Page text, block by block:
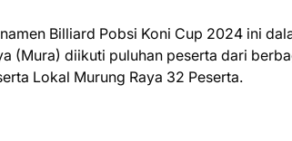
Billiard Pobsi Koni Cup 2024 ini
(Mura) diikuti puluhan peserta dari
Lokal Murung Raya 32 Peserta.